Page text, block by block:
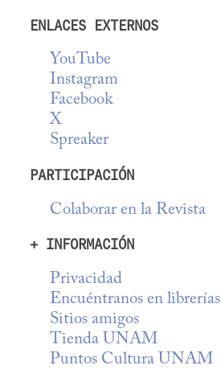
ENLACES EXTERNOS
YouTube
Instagram
Facebook
X
Spreaker
PARTICIPACIÓN
Colaborar en la Revista
+ INFORMACIÓN
Privacidad
Encuéntranos en librerías
Sitios amigos
Tienda UNAM
Puntos Cultura UNAM